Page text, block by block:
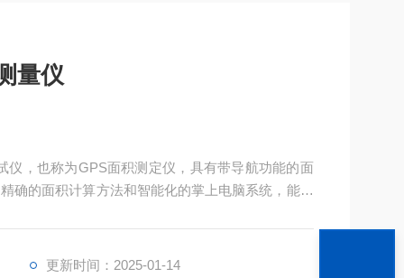
量仪
仪，也称为GPS面积测定仪，具有带导航功能的面
确的面积计算方法和智能化的掌上电脑系统，能实
更新时间：2025-01-14